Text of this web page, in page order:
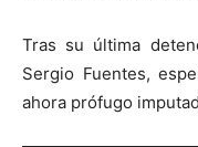
Tras su última
Sergio Fuentes,
ahora prófugo